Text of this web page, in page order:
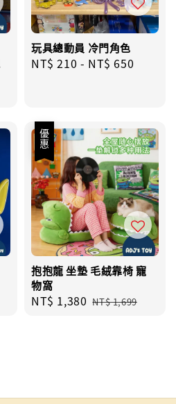
玩具總動員 冷門角色
Regular
NT$ 210 - NT$ 650
優惠
抱抱龍 坐墊 毛絨靠椅 寵
物窩
Sale
NT$ 1,380 Regular
NT$ 1,699